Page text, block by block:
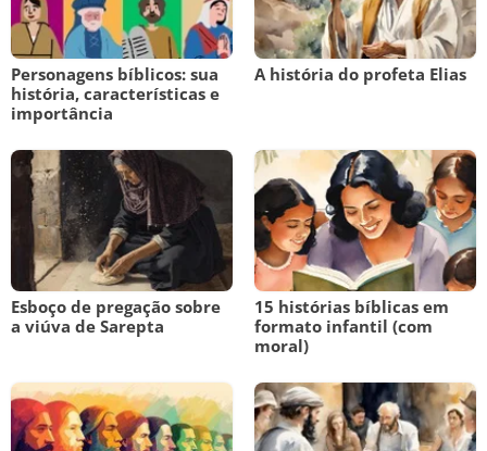
Personagens bíblicos: sua
história, características e
importância
A história do profeta Elias
Esboço de pregação sobre
a viúva de Sarepta
15 histórias bíblicas em
formato infantil (com
moral)